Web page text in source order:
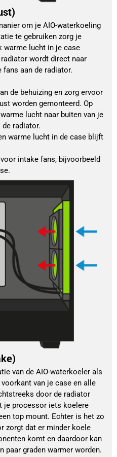
om je AIO-waterkoeling
te gebruiken zorg je
warme lucht in je case
wordt direct naar
fans aan de radiator.
de behuizing en zorg ervoor
worden gemonteerd. Op
lucht naar buiten van je
radiator.
warme lucht in de case blijft
intake fans, bijvoorbeeld
van de AIO-waterkoeler als
van je case en alle
door de radiator
je processor iets koelere
top mount. Echter is het zo
zorgt dat er minder koele
komt en daardoor kan